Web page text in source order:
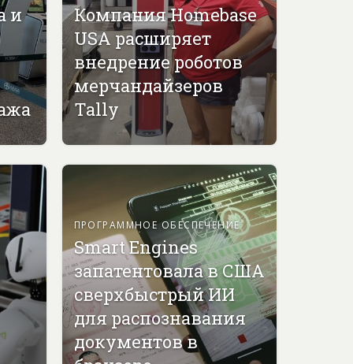
и
Компания Homebase
USA расширяет
внедрение роботов
мерчандайзеров
Tally
ПРОГРАММНОЕ ОБЕСПЕЧЕНИЕ
Smart Engines
запатентовала в США
сверхбыстрый ИИ
для распознавания
документов в